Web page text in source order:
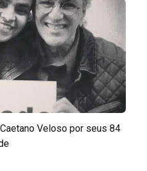
Veloso por seus 84